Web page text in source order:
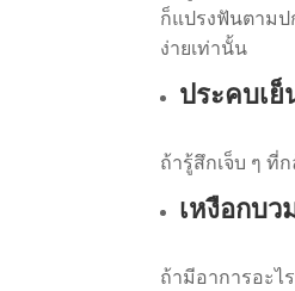
ก็แปรงฟันตามป
ง่ายเท่านั้น
ประคบเย็
ถ้ารู้สึกเจ็บ ๆ ที่
เหงือกบ
ถ้ามีอาการอะไ